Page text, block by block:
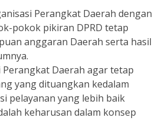
Perangkat Daerah dengan
pokok pikiran DPRD tetap
anggaran Daerah serta hasil
Daerah agar tetap
yang dituangkan kedalam
pelayanan yang lebih baik
keharusan dalam konsep